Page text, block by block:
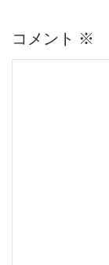
シ
コメント ※